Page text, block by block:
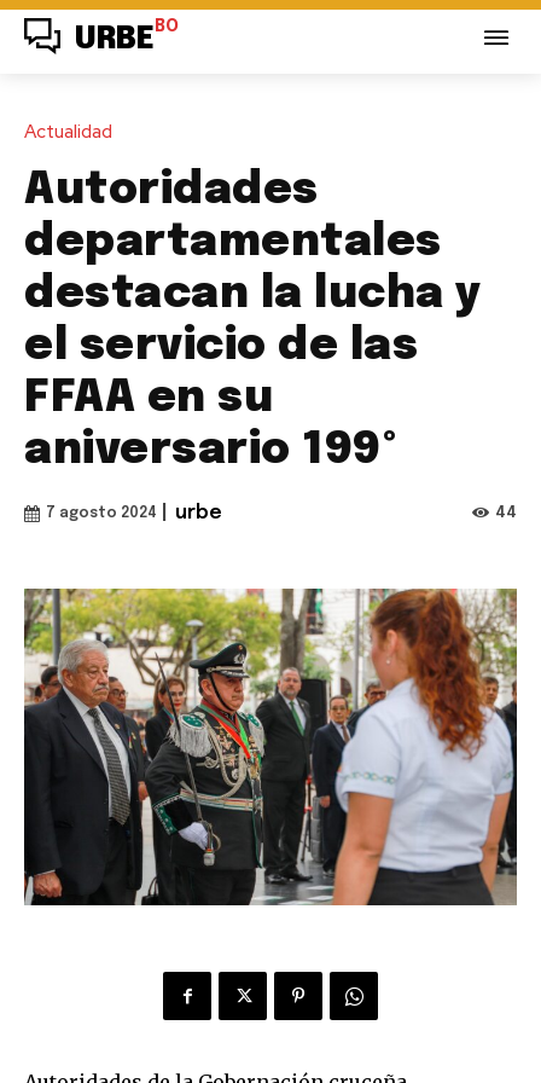
URBE BO
Actualidad
Autoridades
departamentales
destacan la lucha y
el servicio de las
FFAA en su
aniversario 199º
7 agosto 2024 urbe 44